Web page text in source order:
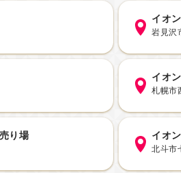
イオ
岩見沢
イオ
札幌市
り場 イオ
北斗市